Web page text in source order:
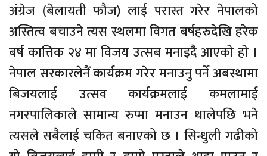
अंग्रेज (बेलायती फौज) लाई परास्त गरेर नेपालको
अस्तित्व बचाउने त्यस स्थलमा विगत बर्षहरुदेखि हरेक
बर्ष कात्तिक २४ मा विजय उत्सब मनाइदै आएको हो ।
नेपाल सरकारलेनैं कार्यक्रम गरेर मनाउनु पर्ने अबस्थामा
बिजयलाई उत्सव कार्यक्रमलाई कमलामाई
नगरपालिकाले सामान्य रुप्मा मनाउन थालेपछि भने
त्यसले सबैलाई चकित बनाएको छ । सिन्धुली गढीको